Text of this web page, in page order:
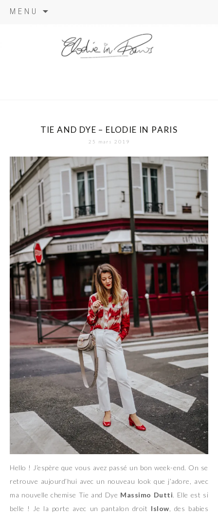
MENU
TIE AND DYE – ELODIE IN PARIS
25 mars 2019
Hello ! J’espère que vous avez passé un bon week-end. On se
retrouve aujourd’hui avec un nouveau look que j’adore, avec
ma nouvelle chemise Tie and Dye Massimo Dutti. Elle est si
belle ! Je la porte avec un pantalon droit Islow , des babies